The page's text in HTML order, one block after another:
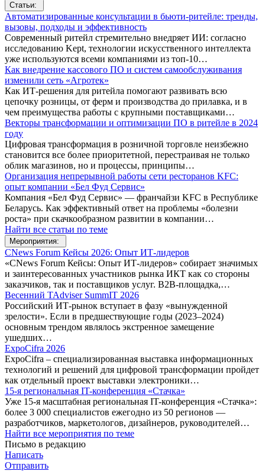
Статьи:
Автоматизированные консультации в бьюти-ритейле: тренды,
вызовы, подходы и эффективность
Современный ритейл стремительно внедряет ИИ: согласно
исследованию Kept, технологии искусственного интеллекта
уже используются всеми компаниями из топ-10…
Как внедрение кассового ПО и систем самообслуживания
изменили сеть «Агротек»
Как ИТ-решения для ритейла помогают развивать всю
цепочку розницы, от ферм и производства до прилавка, и в
чем преимущества работы с крупными поставщиками…
Векторы трансформации и оптимизации ПО в ритейле в 2024
году
Цифровая трансформация в розничной торговле неизбежно
становится все более приоритетной, перестраивая не только
облик магазинов, но и процессы, принципы…
Организация непрерывной работы сети ресторанов KFC:
опыт компании «Бел Фуд Сервис»
Компания «Бел Фуд Сервис» — франчайзи KFC в Республике
Беларусь. Как эффективный ответ на проблемы «болезни
роста» при скачкообразном развитии в компании…
Найти все статьи по теме
Мероприятия:
CNews Forum Кейсы 2026: Опыт ИТ-лидеров
«CNews Forum Кейсы: Опыт ИТ-лидеров» собирает значимых
и заинтересованных участников рынка ИКТ как со стороны
заказчиков, так и поставщиков услуг. B2B-площадка,…
Весенний TAdviser SummIT 2026
Российский ИТ-рынок вступает в фазу «вынужденной
зрелости». Если в предшествующие годы (2023–2024)
основным трендом являлось экстренное замещение
ушедших…
ExpoCifra 2026
ExpoCifra – специализированная выставка информационных
технологий и решений для цифровой трансформации пройдет
как отдельный проект выставки электроники…
15-я региональная IT-конференция «Стачка»
Уже 15-я масштабная региональная IT-конференция «Стачка»:
более 3 000 специалистов ежегодно из 50 регионов —
разработчиков, маркетологов, дизайнеров, руководителей…
Найти все мероприятия по теме
Письмо в редакцию
Написать
Отправить